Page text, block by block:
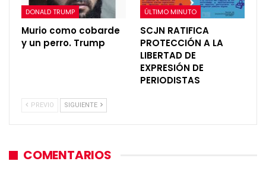
DONALD TRUMP
Murio como cobarde
y un perro. Trump
ÚLTIMO MINUTO
SCJN RATIFICA
PROTECCIÓN A LA
LIBERTAD DE
EXPRESIÓN DE
PERIODISTAS
PREVIO SIGUIENTE
COMENTARIOS